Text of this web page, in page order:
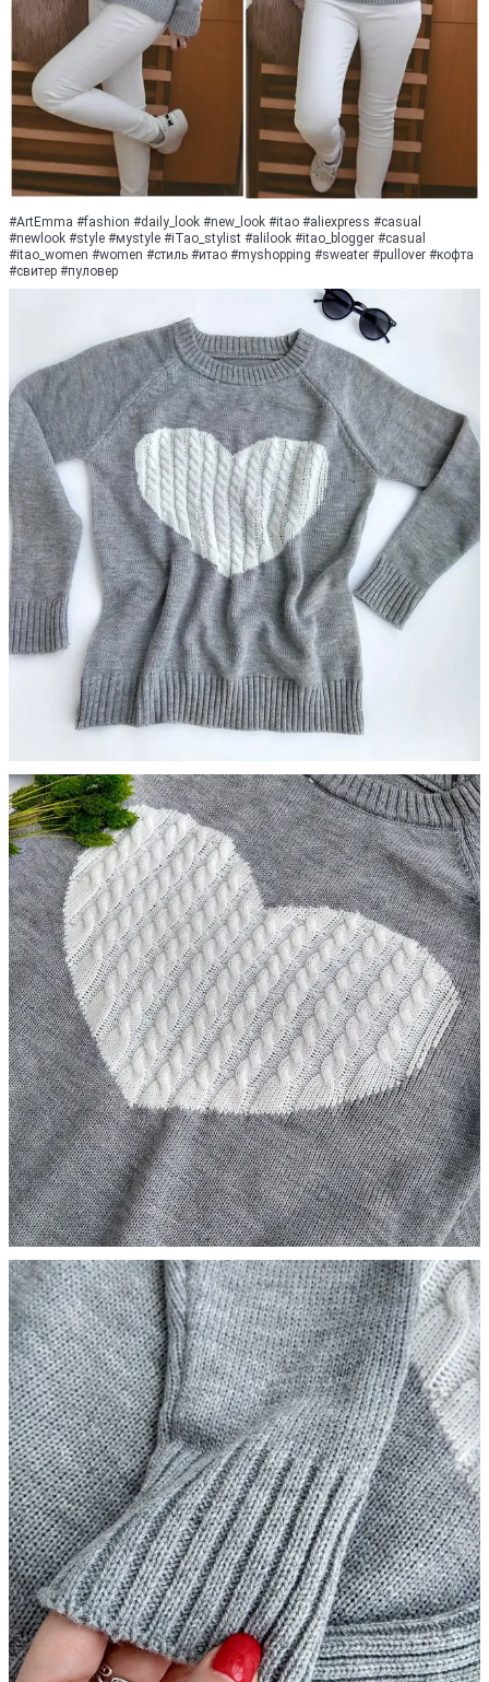
#ArtEmma #fashion #daily_look #new_look #itao #aliexpress #casual
#newlook #style #муstylе #iTao_stylist #alilook #itao_blogger #cаsuаl
#itao_women #women #стиль #итао #myshopping #sweater #pullover #кофта
#свитер #пуловер